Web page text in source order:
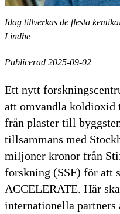
Idag tillverkas de flesta
Lindhe
Publicerad 2025-09-02
Ett nytt
att omvandla
från plaster till
tillsammans med
miljoner kronor från
forskning (SSF) för att
ACCELERATE. Här
internationella